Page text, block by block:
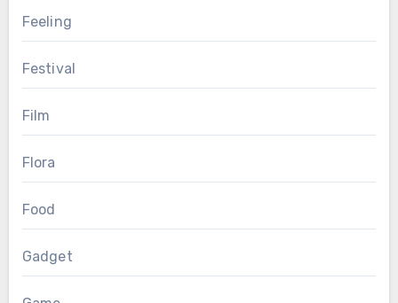
Feeling
Festival
Film
Flora
Food
Gadget